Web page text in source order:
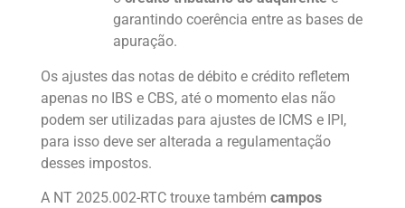
garantindo coerência entre as bases de
apuração.
Os ajustes das notas de débito e crédito refletem
apenas no IBS e CBS, até o momento elas não
podem ser utilizadas para ajustes de ICMS e IPI,
para isso deve ser alterada a regulamentação
desses impostos.
A NT 2025.002-RTC trouxe também campos